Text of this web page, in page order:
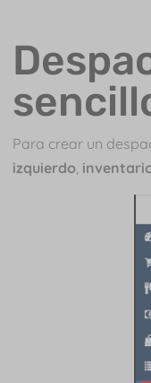
Para crear un
izquierdo